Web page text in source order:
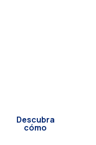
Descubra
cómo